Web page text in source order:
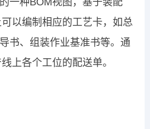
以编制相应的工艺卡，如总
书、组装作业基准书等。通
上各个工位的配送单。